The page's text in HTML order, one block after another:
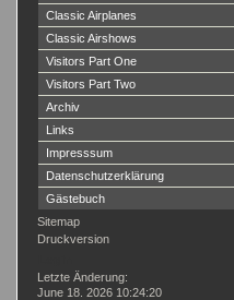
Classic Airplanes
Classic Airshows
Visitors Part One
Visitors Part Two
Archiv
Links
Impresssum
Datenschutzerklärung
Gästebuch
Sitemap
Druckversion
Letzte Änderung:
June 18. 2026 10:24:20